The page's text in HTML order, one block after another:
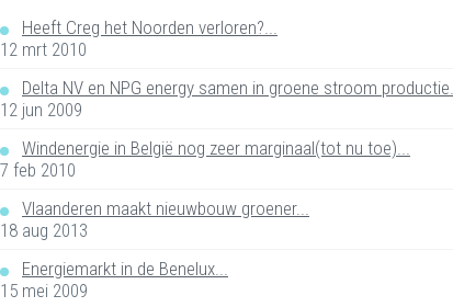
Heeft Creg het Noorden verloren?...
12 mrt 2010
Delta NV en NPG energy samen in groene stroom productie...
12 jun 2009
Windenergie in België nog zeer marginaal(tot nu toe)...
7 feb 2010
Vlaanderen maakt nieuwbouw groener...
18 aug 2013
Energiemarkt in de Benelux...
15 mei 2009